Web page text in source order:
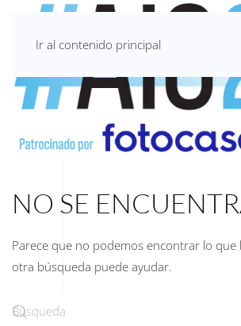
Ir al contenido principal
NO SE
Parece que no podemos encontrar lo que
otra búsqueda puede ayudar.